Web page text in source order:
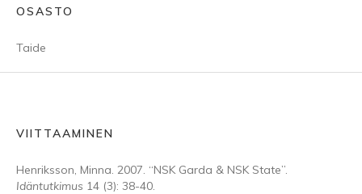
OSASTO
Taide
VIITTAAMINEN
Henriksson, Minna. 2007. “NSK Garda & NSK State”.
Idäntutkimus 14 (3): 38-40.